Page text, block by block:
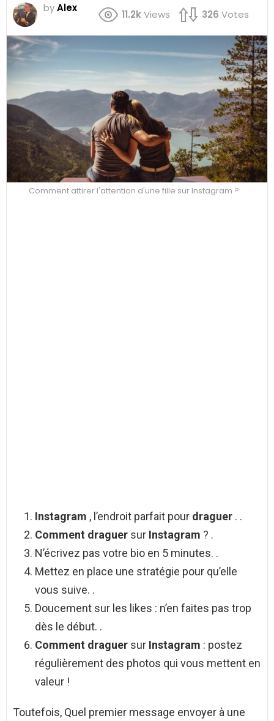
byAlex
11.2kViews 326 Votes
Comment attirer l'attention d'une fille sur Instagram ?
Instagram , l’endroit parfait pour draguer . .
Comment draguer sur Instagram ? .
N’écrivez pas votre bio en 5 minutes. .
Mettez en place une stratégie pour qu’elle
vous suive. .
Doucement sur les likes : n’en faites pas trop
dès le début. .
Comment draguer sur Instagram : postez
régulièrement des photos qui vous mettent en
valeur !
Toutefois, Quel premier message envoyer à une